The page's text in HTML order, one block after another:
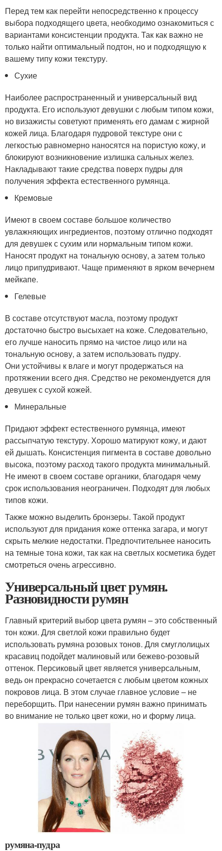
Перед тем как перейти непосредственно к процессу
выбора подходящего цвета, необходимо ознакомиться с
вариантами консистенции продукта. Так как важно не
только найти оптимальный подтон, но и подходящую к
вашему типу кожи текстуру.
Сухие
Наиболее распространенный и универсальный вид
продукта. Его используют девушки с любым типом кожи,
но визажисты советуют применять его дамам с жирной
кожей лица. Благодаря пудровой текстуре они с
легкостью равномерно наносятся на пористую кожу, и
блокируют возникновение излишка сальных желез.
Накладывают такие средства поверх пудры для
получения эффекта естественного румянца.
Кремовые
Имеют в своем составе большое количество
увлажняющих ингредиентов, поэтому отлично подходят
для девушек с сухим или нормальным типом кожи.
Наносят продукт на тональную основу, а затем только
лицо припудривают. Чаще применяют в ярком вечернем
мейкапе.
Гелевые
В составе отсутствуют масла, поэтому продукт
достаточно быстро высыхает на коже. Следовательно,
его лучше наносить прямо на чистое лицо или на
тональную основу, а затем использовать пудру.
Они устойчивы к влаге и могут продержаться на
протяжении всего дня. Средство не рекомендуется для
девушек с сухой кожей.
Минеральные
Придают эффект естественного румянца, имеют
рассыпчатую текстуру. Хорошо матируют кожу, и дают
ей дышать. Консистенция пигмента в составе довольно
высока, поэтому расход такого продукта минимальный.
Не имеют в своем составе органики, благодаря чему
срок использования неограничен. Подходят для любых
типов кожи.
Также можно выделить бронзеры. Такой продукт
используют для придания коже оттенка загара, и могут
скрыть мелкие недостатки. Предпочтительнее наносить
на темные тона кожи, так как на светлых косметика будет
смотреться очень агрессивно.
Универсальный цвет румян.
Разновидности румян
Главный критерий выбор цвета румян – это собственный
тон кожи. Для светлой кожи правильно будет
использовать румяна розовых тонов. Для смуглолицых
красавиц подойдет малиновый или бежево-розовый
оттенок. Персиковый цвет является универсальным,
ведь он прекрасно сочетается с любым цветом кожных
покровов лица. В этом случае главное условие – не
переборщить. При нанесении румян важно принимать
во внимание не только цвет кожи, но и форму лица.
румяна-пудра